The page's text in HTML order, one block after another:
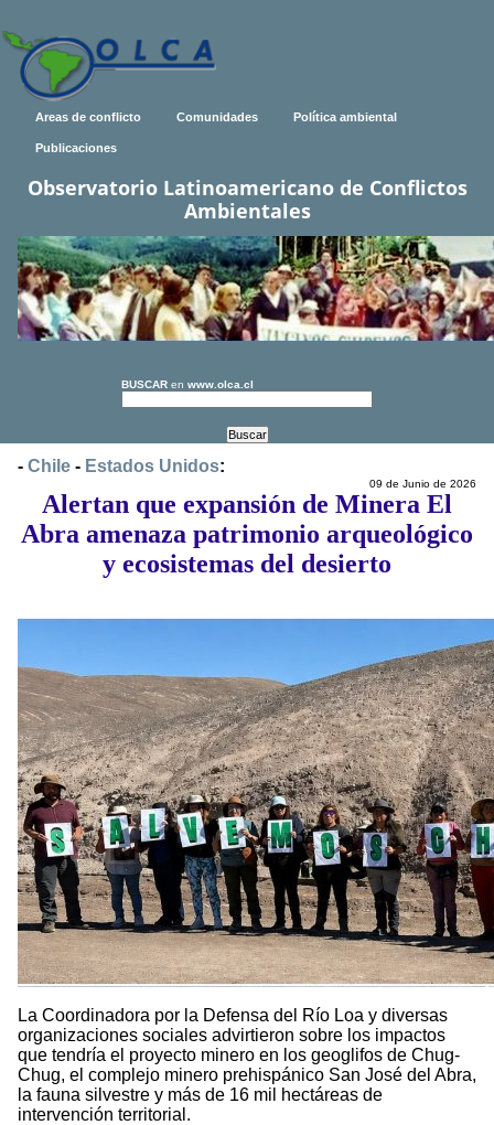
Areas de conflicto Comunidades Política ambiental
Publicaciones
Observatorio Latinoamericano de Conflictos
Ambientales
BUSCAR en www.olca.cl
- Chile - Estados Unidos:
09 de Junio de 2026
Alertan que expansión de Minera El
Abra amenaza patrimonio arqueológico
y ecosistemas del desierto
La Coordinadora por la Defensa del Río Loa y diversas
organizaciones sociales advirtieron sobre los impactos
que tendría el proyecto minero en los geoglifos de Chug-
Chug, el complejo minero prehispánico San José del Abra,
la fauna silvestre y más de 16 mil hectáreas de
intervención territorial.